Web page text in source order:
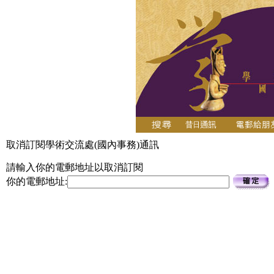
取消訂閱學術交流處(國內事務)通訊
請輸入你的電郵地址以取消訂閱
你的電郵地址: